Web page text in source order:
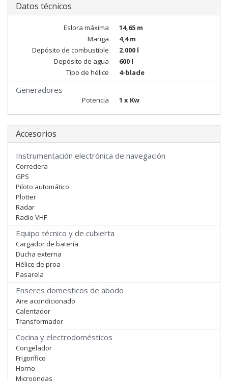
Datos técnicos
Eslora máxima
14,65 m
Manga
4,4 m
Depósito de combustible
2.000 l
Depósito de agua
600 l
Tipo de hélice
4-blade
Generadores
Potencia 1 x Kw
Accesorios
Instrumentación electrónica de navegación
Corredera
GPS
Piloto automático
Plotter
Radar
Radio VHF
Equipo técnico y de cubierta
Cargador de batería
Ducha externa
Hélice de proa
Pasarela
Enseres domesticos de abodo
Aire acondicionado
Calentador
Transformador
Cocina y electrodomésticos
Congelador
Frigorífico
Horno
Microondas